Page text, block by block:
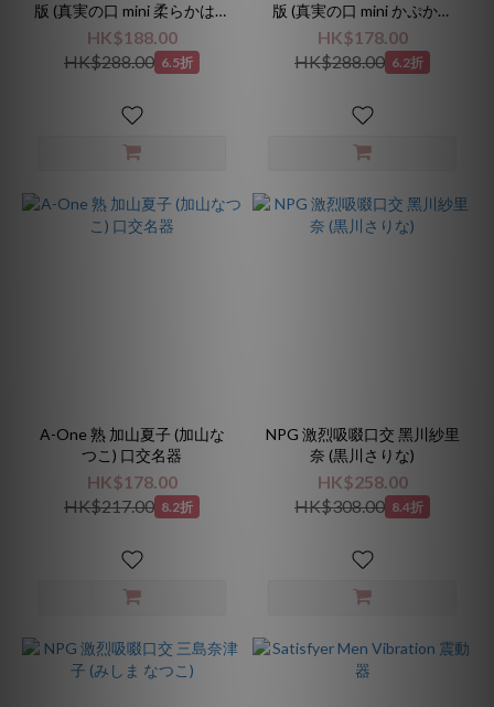
版 (真実の口 mini 柔らかはむ
はむ)
HK$188.00
HK$288.00 6.5折
版 (真実の口 mini かぷかぷ
HARD)
HK$178.00
HK$288.00 6.2折
A-One 熟 加山夏子 (加山な
つこ) 口交名器
HK$178.00
HK$217.00 8.2折
NPG 激烈吸啜口交 黑川紗里
奈 (黒川さりな)
HK$258.00
HK$308.00 8.4折